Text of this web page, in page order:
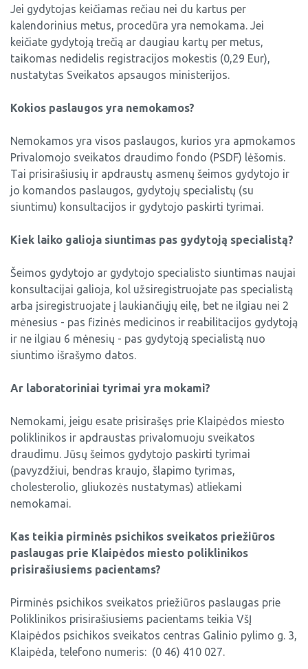
Jei gydytojas keičiamas rečiau nei du kartus per
kalendorinius metus, procedūra yra nemokama. Jei
keičiate gydytoją trečią ar daugiau kartų per metus,
taikomas nedidelis registracijos mokestis (0,29 Eur),
nustatytas Sveikatos apsaugos ministerijos.
Kokios paslaugos yra nemokamos?
Nemokamos yra visos paslaugos, kurios yra apmokamos
Privalomojo sveikatos draudimo fondo (PSDF) lėšomis.
Tai prisirašiusių ir apdraustų asmenų šeimos gydytojo ir
jo komandos paslaugos, gydytojų specialistų (su
siuntimu) konsultacijos ir gydytojo paskirti tyrimai.
Kiek laiko galioja siuntimas pas gydytoją specialistą?
Šeimos gydytojo ar gydytojo specialisto siuntimas naujai
konsultacijai galioja, kol užsiregistruojate pas specialistą
arba įsiregistruojate į laukiančiųjų eilę, bet ne ilgiau nei 2
mėnesius - pas fizinės medicinos ir reabilitacijos gydytoją
ir ne ilgiau 6 mėnesių - pas gydytoją specialistą nuo
siuntimo išrašymo datos.
Ar laboratoriniai tyrimai yra mokami?
Nemokami, jeigu esate prisirašęs prie Klaipėdos miesto
poliklinikos ir apdraustas privalomuoju sveikatos
draudimu. Jūsų šeimos gydytojo paskirti tyrimai
(pavyzdžiui, bendras kraujo, šlapimo tyrimas,
cholesterolio, gliukozės nustatymas) atliekami
nemokamai.
Kas teikia pirminės psichikos sveikatos priežiūros
paslaugas prie Klaipėdos miesto poliklinikos
prisirašiusiems pacientams?
Pirminės psichikos sveikatos priežiūros paslaugas prie
Poliklinikos prisirašiusiems pacientams teikia VšĮ
Klaipėdos psichikos sveikatos centras Galinio pylimo g. 3,
Klaipėda, telefono numeris: (0 46) 410 027.